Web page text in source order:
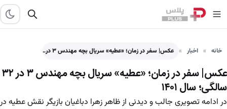
خانه اخبار عکس| سفر در زمان؛ «عطیه» سریال بچه مهندس ۳ در…
عکس| سفر در زمان؛ «عطیه» سریال بچه مهندس ۳ در ۳۲
سالگی؛ سال ۱۴۰۱
در ادامه تصویری جالب و دیدنی از ظاهر زهرا دباغیان بازیگر نقش عطیه در